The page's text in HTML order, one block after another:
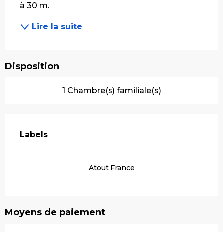
à 30 m.
Lire la suite
Disposition
1 Chambre(s) familiale(s)
Labels
Labels
Atout France
Moyens de paiement